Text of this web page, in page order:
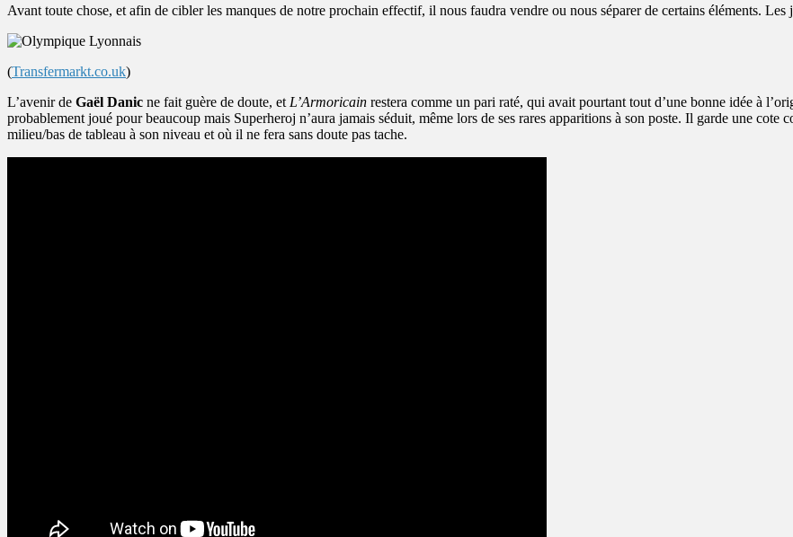
Avant toute chose, et afin de cibler les manques de notre prochain effectif, il nous faudra vendre ou nous séparer de certains éléments.
(Transfermarkt.co.uk)
L’avenir de Gaël Danic ne fait guère de doute, et L’Armoricain restera comme un pari raté, qui avait pourtant tout d’une bonne idée à
probablement joué pour beaucoup mais Superheroj n’aura jamais séduit, même lors de ses rares apparitions à son poste. Il garde une
milieu/bas de tableau à son niveau et où il ne fera sans doute pas tache.